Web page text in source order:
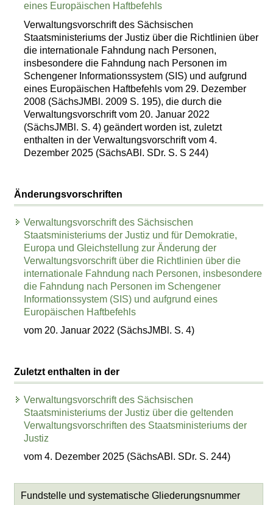
eines Europäischen Haftbefehls
Verwaltungsvorschrift des Sächsischen
Staatsministeriums der Justiz über die Richtlinien über
die internationale Fahndung nach Personen,
insbesondere die Fahndung nach Personen im
Schengener Informationssystem (SIS) und aufgrund
eines Europäischen Haftbefehls vom 29. Dezember
2008 (SächsJMBl. 2009 S. 195), die durch die
Verwaltungsvorschrift vom 20. Januar 2022
(SächsJMBl. S. 4) geändert worden ist, zuletzt
enthalten in der Verwaltungsvorschrift vom 4.
Dezember 2025 (SächsABl. SDr. S. S 244)
Änderungsvorschriften
Verwaltungsvorschrift des Sächsischen
Staatsministeriums der Justiz und für Demokratie,
Europa und Gleichstellung zur Änderung der
Verwaltungsvorschrift über die Richtlinien über die
internationale Fahndung nach Personen, insbesondere
die Fahndung nach Personen im Schengener
Informationssystem (SIS) und aufgrund eines
Europäischen Haftbefehls
vom 20. Januar 2022 (SächsJMBl. S. 4)
Zuletzt enthalten in der
Verwaltungsvorschrift des Sächsischen
Staatsministeriums der Justiz über die geltenden
Verwaltungsvorschriften des Staatsministeriums der
Justiz
vom 4. Dezember 2025 (SächsABl. SDr. S. 244)
Fundstelle und systematische Gliederungsnummer